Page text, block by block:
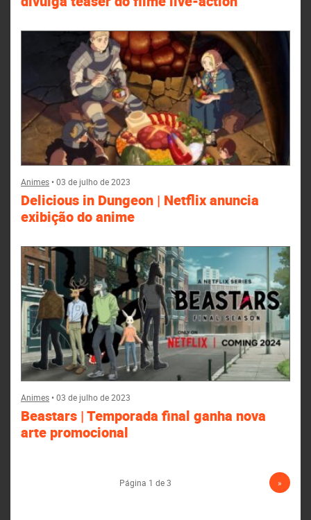
Animes•03 de julho de 2023
Delicious in Dungeon | Netflix anuncia
exibição do anime
Animes•03 de julho de 2023
Beastars | Temporada final ganha nova
arte promocional
Página 1 de 3 »